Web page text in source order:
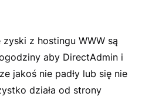
z hostingu WWW są
aby DirectAdmin i
jakoś nie padły lub się nie
działa od strony